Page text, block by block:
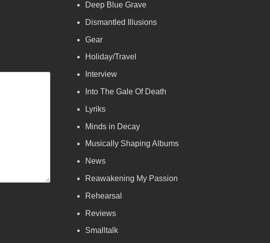
Deep Blue Grave
Dismantled Illusions
Gear
Holiday/Travel
Interview
Into The Gale Of Death
Lyriks
Minds in Decay
Musically Shaping Albums
News
Reawakening My Passion
Rehearsal
Reviews
Smalltalk